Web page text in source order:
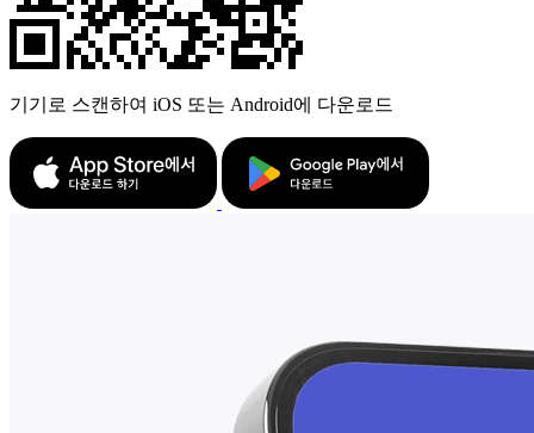
기기로 스캔하여 iOS 또는 Android에 다운로드